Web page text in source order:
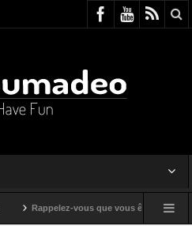
Rappelez-vous que vous êtes super !